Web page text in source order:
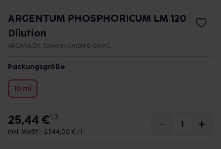
ARGENTUM PHOSPHORICUM LM 120
Dilution
ARCANA Dr. Sewerin GmbH & Co.KG
Packungsgröße
10 ml
25,44 €1, 3
inkl. MwSt. • 2.544,00 € / l